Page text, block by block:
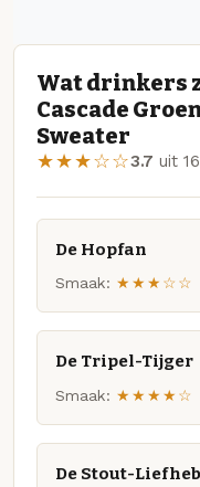
Wat drinkers
Cascade
Sweater
★★★☆☆3.7 uit
De Hopfan
Smaak: ★★★☆☆
De Tripel-Tijger
Smaak: ★★★★☆
De Stout-